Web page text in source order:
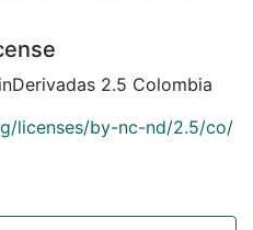
2.5 Colombia
licenses/by-nc-nd/2.5/co/